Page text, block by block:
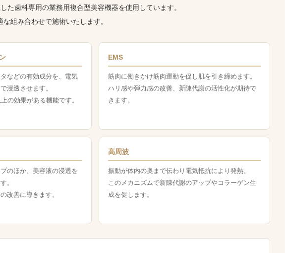
た歯科専用の業務用複合型美容機器を使用しています。
組み合わせで施術いたします。
などの有効成分を、電気
浸透させます。
の効果がある機能です。
EMS
筋肉に働きかけ筋肉運動を促し肌を引き締めます。
ハリ感や弾力感の改善、新陳代謝の活性化が期待で
きます。
のほか、美容液の浸透を
。
改善に導きます。
高周波
振動が体内の奥まで伝わり電気抵抗により発熱。
このメカニズムで新陳代謝のアップやコラーゲン生
成を促します。